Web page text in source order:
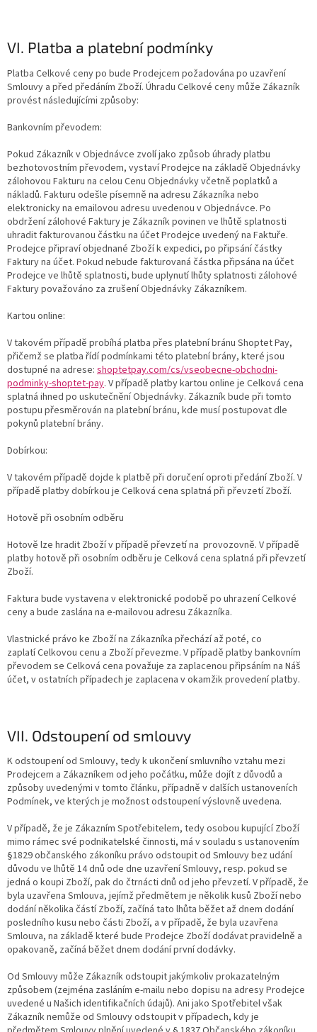
VI. Platba a platební podmínky
Platba Celkové ceny po bude Prodejcem požadována po uzavření
Smlouvy a před předáním Zboží. Úhradu Celkové ceny může Zákazník
provést následujícími způsoby:
Bankovním převodem:
Pokud Zákazník v Objednávce zvolí jako způsob úhrady platbu
bezhotovostním převodem, vystaví Prodejce na základě Objednávky
zálohovou Fakturu na celou Cenu Objednávky včetně poplatků a
nákladů. Fakturu odešle písemně na adresu Zákazníka nebo
elektronicky na emailovou adresu uvedenou v Objednávce. Po
obdržení zálohové Faktury je Zákazník povinen ve lhůtě splatnosti
uhradit fakturovanou částku na účet Prodejce uvedený na Faktuře.
Prodejce připraví objednané Zboží k expedici, po připsání částky
Faktury na účet. Pokud nebude fakturovaná částka připsána na účet
Prodejce ve lhůtě splatnosti, bude uplynutí lhůty splatnosti zálohové
Faktury považováno za zrušení Objednávky Zákazníkem.
Kartou online:
V takovém případě probíhá platba přes platební bránu Shoptet Pay,
přičemž se platba řídí podmínkami této platební brány, které jsou
dostupné na adrese: shoptetpay.com/cs/vseobecne-obchodni-
podminky-shoptet-pay. V případě platby kartou online je Celková cena
splatná ihned po uskutečnění Objednávky. Zákazník bude při tomto
postupu přesměrován na platební bránu, kde musí postupovat dle
pokynů platební brány.
Dobírkou:
V takovém případě dojde k platbě při doručení oproti předání Zboží. V
případě platby dobírkou je Celková cena splatná při převzetí Zboží.
Hotově při osobním odběru
Hotově lze hradit Zboží v případě převzetí na provozovně. V případě
platby hotově při osobním odběru je Celková cena splatná při převzetí
Zboží.
Faktura bude vystavena v elektronické podobě po uhrazení Celkové
ceny a bude zaslána na e-mailovou adresu Zákazníka.
Vlastnické právo ke Zboží na Zákazníka přechází až poté, co
zaplatí Celkovou cenu a Zboží převezme. V případě platby bankovním
převodem se Celková cena považuje za zaplacenou připsáním na Náš
účet, v ostatních případech je zaplacena v okamžik provedení platby.
VII. Odstoupení od smlouvy
K odstoupení od Smlouvy, tedy k ukončení smluvního vztahu mezi
Prodejcem a Zákazníkem od jeho počátku, může dojít z důvodů a
způsoby uvedenými v tomto článku, případně v dalších ustanoveních
Podmínek, ve kterých je možnost odstoupení výslovně uvedena.
V případě, že je Zákazním Spotřebitelem, tedy osobou kupující Zboží
mimo rámec své podnikatelské činnosti, má v souladu s ustanovením
§1829 občanského zákoníku právo odstoupit od Smlouvy bez udání
důvodu ve lhůtě 14 dnů ode dne uzavření Smlouvy, resp. pokud se
jedná o koupi Zboží, pak do čtrnácti dnů od jeho převzetí. V případě, že
byla uzavřena Smlouva, jejímž předmětem je několik kusů Zboží nebo
dodání několika částí Zboží, začíná tato lhůta běžet až dnem dodání
posledního kusu nebo části Zboží, a v případě, že byla uzavřena
Smlouva, na základě které bude Prodejce Zboží dodávat pravidelně a
opakovaně, začíná běžet dnem dodání první dodávky.
Od Smlouvy může Zákazník odstoupit jakýmkoliv prokazatelným
způsobem (zejména zasláním e-mailu nebo dopisu na adresy Prodejce
uvedené u Našich identifikačních údajů). Ani jako Spotřebitel však
Zákazník nemůže od Smlouvy odstoupit v případech, kdy je